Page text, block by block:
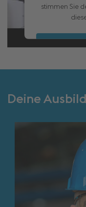
stimmen Sie
Deine